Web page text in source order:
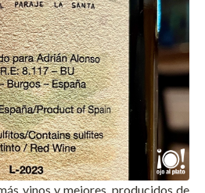
vinos y mejores, producidos de